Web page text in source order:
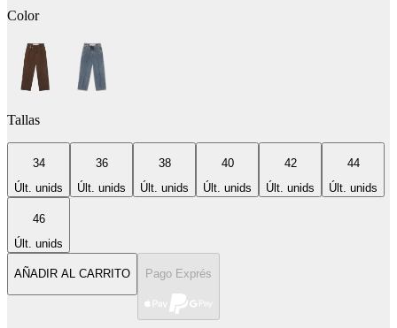
Color
Tallas
34
Últ. unids
36
Últ. unids
38
Últ. unids
40
Últ. unids
42
Últ. unids
44
Últ. unids
46
Últ. unids
AÑADIR AL CARRITO Pago Exprés